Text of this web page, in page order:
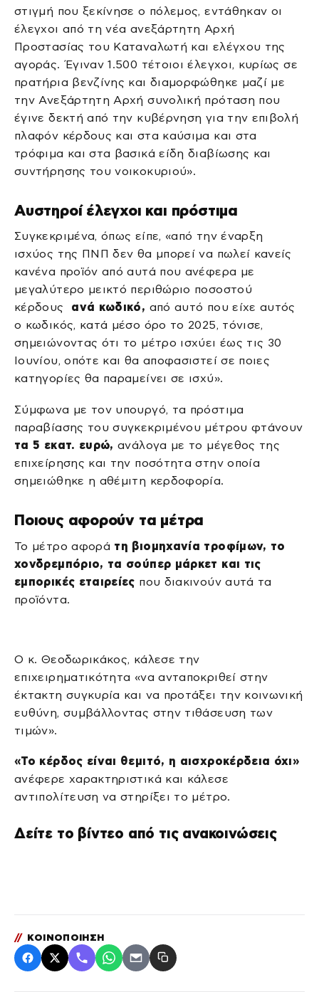
στιγμή που ξεκίνησε ο πόλεμος, εντάθηκαν οι
έλεγχοι από τη νέα ανεξάρτητη Αρχή
Προστασίας του Καταναλωτή και ελέγχου της
αγοράς. Έγιναν 1.500 τέτοιοι έλεγχοι, κυρίως σε
πρατήρια βενζίνης και διαμορφώθηκε μαζί με
την Ανεξάρτητη Αρχή συνολική πρόταση που
έγινε δεκτή από την κυβέρνηση για την επιβολή
πλαφόν κέρδους και στα καύσιμα και στα
τρόφιμα και στα βασικά είδη διαβίωσης και
συντήρησης του νοικοκυριού».
Αυστηροί έλεγχοι και πρόστιμα
Συγκεκριμένα, όπως είπε, «από την έναρξη
ισχύος της ΠΝΠ δεν θα μπορεί να πωλεί κανείς
κανένα προϊόν από αυτά που ανέφερα με
μεγαλύτερο μεικτό περιθώριο ποσοστού
κέρδους ανά κωδικό, από αυτό που είχε αυτός
ο κωδικός, κατά μέσο όρο το 2025, τόνισε,
σημειώνοντας ότι το μέτρο ισχύει έως τις 30
Ιουνίου, οπότε και θα αποφασιστεί σε ποιες
κατηγορίες θα παραμείνει σε ισχύ».
Σύμφωνα με τον υπουργό, τα πρόστιμα
παραβίασης του συγκεκριμένου μέτρου φτάνουν
τα 5 εκατ. ευρώ, ανάλογα με το μέγεθος της
επιχείρησης και την ποσότητα στην οποία
σημειώθηκε η αθέμιτη κερδοφορία.
Ποιους αφορούν τα μέτρα
Το μέτρο αφορά τη βιομηχανία τροφίμων, το
χονδρεμπόριο, τα σούπερ μάρκετ και τις
εμπορικές εταιρείες που διακινούν αυτά τα
προϊόντα.
Ο κ. Θεοδωρικάκος, κάλεσε την
επιχειρηματικότητα «να ανταποκριθεί στην
έκτακτη συγκυρία και να προτάξει την κοινωνική
ευθύνη, συμβάλλοντας στην τιθάσευση των
τιμών».
«Το κέρδος είναι θεμιτό, η αισχροκέρδεια όχι»
ανέφερε χαρακτηριστικά και κάλεσε
αντιπολίτευση να στηρίξει το μέτρο.
Δείτε το βίντεο από τις ανακοινώσεις
// ΚΟΙΝΟΠΟΙΗΣΗ